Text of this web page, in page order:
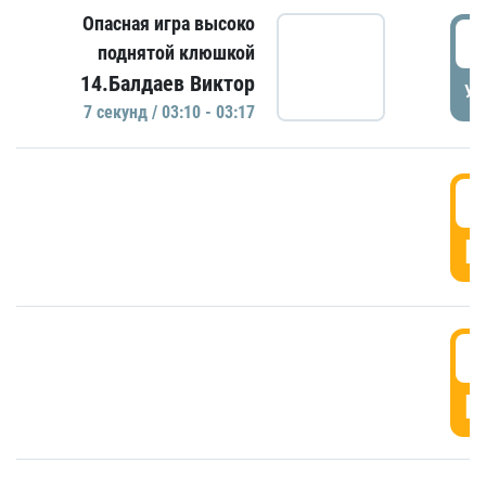
Опасная игра высоко
поднятой клюшкой
14.Балдаев Виктор
7 секунд / 03:10 - 03:17